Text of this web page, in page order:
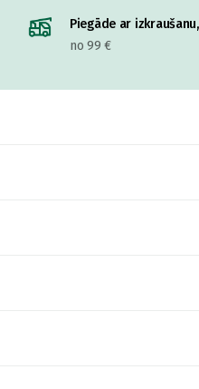
Piegāde ar
no 99 €